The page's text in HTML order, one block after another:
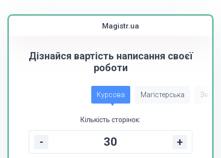
Magistr.ua
Дізнайся вартість написання своєї
роботи
Курсова Магістерська Звіт
Кількість сторінок:
- +